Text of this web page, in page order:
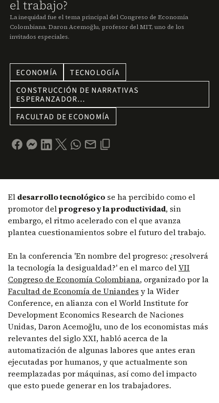
el trabajo?
La inequidad fue el tema principal del Congreso de Economía
Colombiana. Daron Acemoğlu, profesor del MIT, uno de los
invitados especiales.
ECONOMÍA
TECNOLOGÍA
CONSTRUCCIÓN DE NARRATIVAS
ESPERANZADOR…
FACULTAD DE ECONOMÍA
El desarrollo tecnológico se ha percibido como el
promotor delprogreso y la productividad, sin
embargo, el ritmo acelerado con el que avanza
plantea cuestionamientos sobre el futuro del trabajo.
En la conferencia 'En nombre del progreso: ¿resolverá
la tecnología la desigualdad?' en el marco delVII
Congreso de Economía Colombiana, organizado por la
Facultad de Economía de Uniandes y la Wider
Conference, en alianza con el World Institute for
Development Economics Research de Naciones
Unidas, Daron Acemoğlu, uno de los economistas más
relevantes del siglo XXI, habló acerca de la
automatización de algunas labores que antes eran
ejecutadas por humanos, y que actualmente son
reemplazadas por máquinas, así como del impacto
que esto puede generar en los trabajadores.